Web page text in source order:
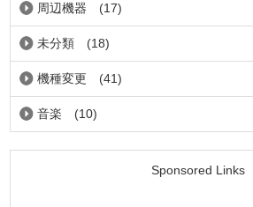
周辺機器 (17)
未分類 (18)
機種変更 (41)
音楽 (10)
Sponsored Links